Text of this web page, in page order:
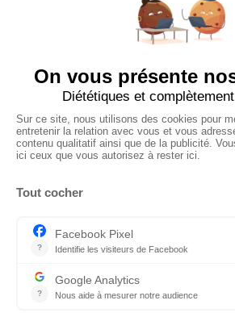
Ajouter mon salon
CGU
Conditions Générales de Vente